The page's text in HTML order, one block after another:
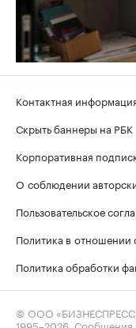
Контактная
Скрыть баннеры на РБК
Корпоративная
О соблюдении
Пользовательское
Политика в отношении
Политика обработки
© ООО
1995–2026 .